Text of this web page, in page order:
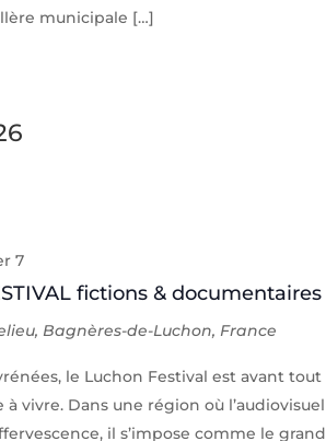
municipale […]
fictions & documentaires
7
Bagnères-de-Luchon, France
le Luchon Festival est avant tout
vivre. Dans une région où l’audiovisuel
il s’impose comme le grand